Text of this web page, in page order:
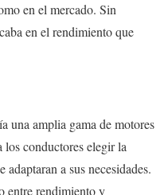
en el mercado. Sin
en el rendimiento que
amplia gama de motores
conductores elegir la
a sus necesidades.
entre rendimiento y